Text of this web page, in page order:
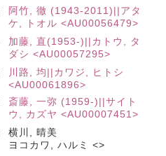
阿竹, 徹 (1943-2011)||アタ
ケ, トオル <AU00056479>
加藤, 直(1953-)||カトウ, タ
ダシ <AU00057295>
川路, 均||カワジ, ヒトシ
<AU00061896>
斎藤, 一弥 (1959-)||サイト
ウ, カズヤ <AU00007451>
横川, 晴美
ヨコカワ, ハルミ <>